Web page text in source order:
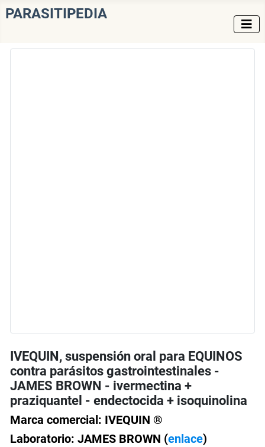
PARASITIPEDIA
IVEQUIN, suspensión oral para EQUINOS
contra parásitos gastrointestinales -
JAMES BROWN - ivermectina +
praziquantel - endectocida + isoquinolina
Marca comercial: IVEQUIN ®
Laboratorio: JAMES BROWN (enlace)